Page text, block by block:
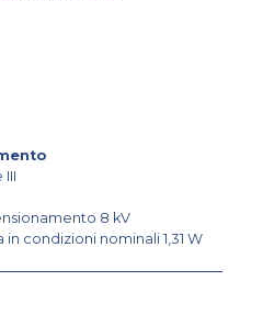
8 kV
condizioni nominali 1,31 W